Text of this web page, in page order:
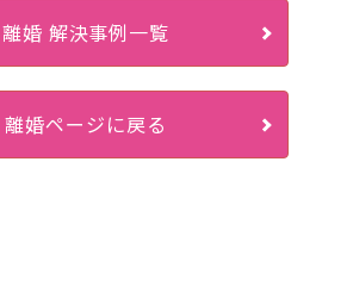
離婚 解決事例一覧
離婚ページに戻る